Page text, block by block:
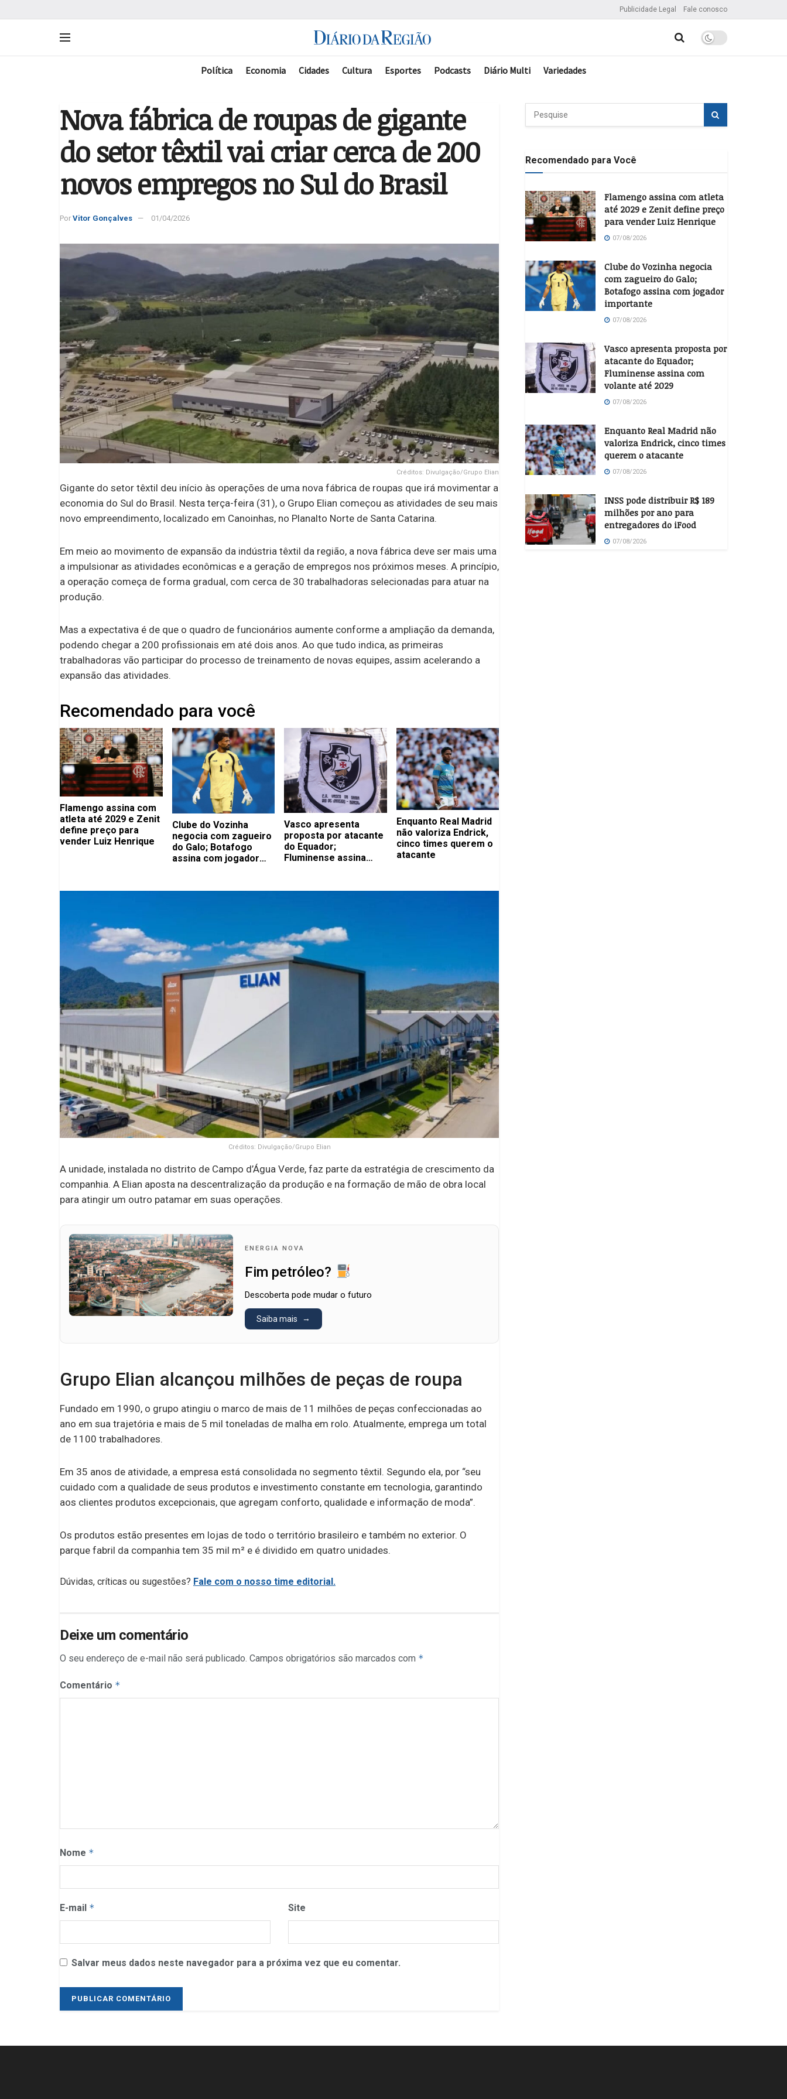
Publicidade Legal Fale conosco
Política Economia Cidades Cultura Esportes Podcasts Diário Multi Variedades
Nova fábrica de roupas de gigante
do setor têxtil vai criar cerca de 200
novos empregos no Sul do Brasil
Por Vitor Gonçalves 01/04/2026
Créditos: Divulgação/Grupo Elian
Gigante do setor têxtil deu início às operações de uma nova fábrica de roupas que irá movimentar a
economia do Sul do Brasil. Nesta terça-feira (31), o Grupo Elian começou as atividades de seu mais
novo empreendimento, localizado em Canoinhas, no Planalto Norte de Santa Catarina.
Em meio ao movimento de expansão da indústria têxtil da região, a nova fábrica deve ser mais uma
a impulsionar as atividades econômicas e a geração de empregos nos próximos meses. A princípio,
a operação começa de forma gradual, com cerca de 30 trabalhadoras selecionadas para atuar na
produção.
Mas a expectativa é de que o quadro de funcionários aumente conforme a ampliação da demanda,
podendo chegar a 200 profissionais em até dois anos. Ao que tudo indica, as primeiras
trabalhadoras vão participar do processo de treinamento de novas equipes, assim acelerando a
expansão das atividades.
Recomendado para você
Flamengo assina com
atleta até 2029 e Zenit
define preço para
vender Luiz Henrique
Clube do Vozinha
negocia com zagueiro
do Galo; Botafogo
assina com jogador
Vasco apresenta
proposta por atacante
do Equador;
Fluminense assina
Enquanto Real Madrid
não valoriza Endrick,
cinco times querem o
atacante
Créditos: Divulgação/Grupo Elian
A unidade, instalada no distrito de Campo d’Água Verde, faz parte da estratégia de crescimento da
companhia. A Elian aposta na descentralização da produção e na formação de mão de obra local
para atingir um outro patamar em suas operações.
ENERGIA NOVA
Fim petróleo?
Descoberta pode mudar o futuro
Saiba mais
Grupo Elian alcançou milhões de peças de roupa
Fundado em 1990, o grupo atingiu o marco de mais de 11 milhões de peças confeccionadas ao
ano em sua trajetória e mais de 5 mil toneladas de malha em rolo. Atualmente, emprega um total
de 1100 trabalhadores.
Em 35 anos de atividade, a empresa está consolidada no segmento têxtil. Segundo ela, por “seu
cuidado com a qualidade de seus produtos e investimento constante em tecnologia, garantindo
aos clientes produtos excepcionais, que agregam conforto, qualidade e informação de moda”.
Os produtos estão presentes em lojas de todo o território brasileiro e também no exterior. O
parque fabril da companhia tem 35 mil m² e é dividido em quatro unidades.
Dúvidas, críticas ou sugestões? Fale com o nosso time editorial.
Deixe um comentário
O seu endereço de e-mail não será publicado. Campos obrigatórios são marcados com *
Comentário *
Nome *
E-mail * Site
Salvar meus dados neste navegador para a próxima vez que eu comentar.
Recomendado para Você
Flamengo assina com atleta
até 2029 e Zenit define preço
para vender Luiz Henrique
07/08/2026
Clube do Vozinha negocia
com zagueiro do Galo;
Botafogo assina com jogador
importante
07/08/2026
Vasco apresenta proposta por
atacante do Equador;
Fluminense assina com
volante até 2029
07/08/2026
Enquanto Real Madrid não
valoriza Endrick, cinco times
querem o atacante
07/08/2026
INSS pode distribuir R$ 189
milhões por ano para
entregadores do iFood
07/08/2026